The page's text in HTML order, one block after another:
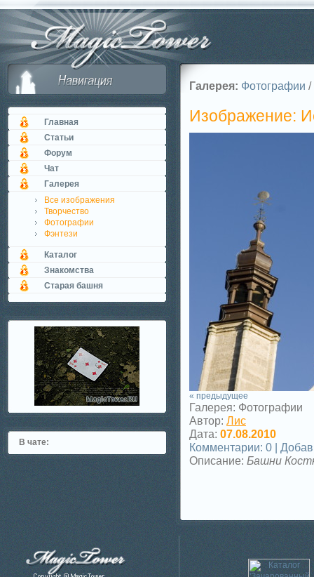
Главная
Статьи
Форум
Чат
Галерея
Все изображения
Творчество
Фотографии
Фэнтези
Каталог
Знакомства
Старая башня
В чате:
Галерея: Фотографии /
Изображение:
« предыдущее
Галерея: Фотографии
Автор: Лис
Дата: 07.08.2010
Комментарии: 0 |
Описание: Башни